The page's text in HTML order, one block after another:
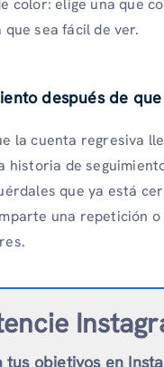
color: elige una que
sea fácil de ver.
después de
la cuenta regresiva
historia de
que ya está
una repetición o
tus objetivos en